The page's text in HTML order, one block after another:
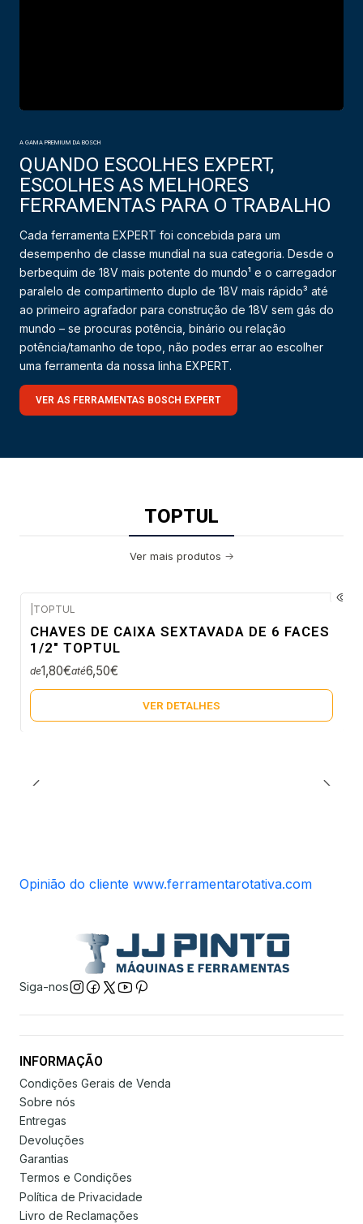
A GAMA PREMIUM DA BOSCH
QUANDO ESCOLHES EXPERT,
ESCOLHES AS MELHORES
FERRAMENTAS PARA O TRABALHO
Cada ferramenta EXPERT foi concebida para um
desempenho de classe mundial na sua categoria. Desde o
berbequim de 18V mais potente do mundo¹ e o carregador
paralelo de compartimento duplo de 18V mais rápido³ até
ao primeiro agrafador para construção de 18V sem gás do
mundo – se procuras potência, binário ou relação
potência/tamanho de topo, não podes errar ao escolher
uma ferramenta da nossa linha EXPERT.
VER AS FERRAMENTAS BOSCH EXPERT
TOPTUL
Ver mais produtos
Não Disponível
TOPTUL
CHAVES DE CAIXA SEXTAVADA DE 6 FACES
1/2" TOPTUL
de1,80€até6,50€
VER DETALHES
Opinião do cliente www.ferramentarotativa.com
Siga-nos
INFORMAÇÃO
Condições Gerais de Venda
Sobre nós
Entregas
Devoluções
Garantias
Termos e Condições
Política de Privacidade
Livro de Reclamações